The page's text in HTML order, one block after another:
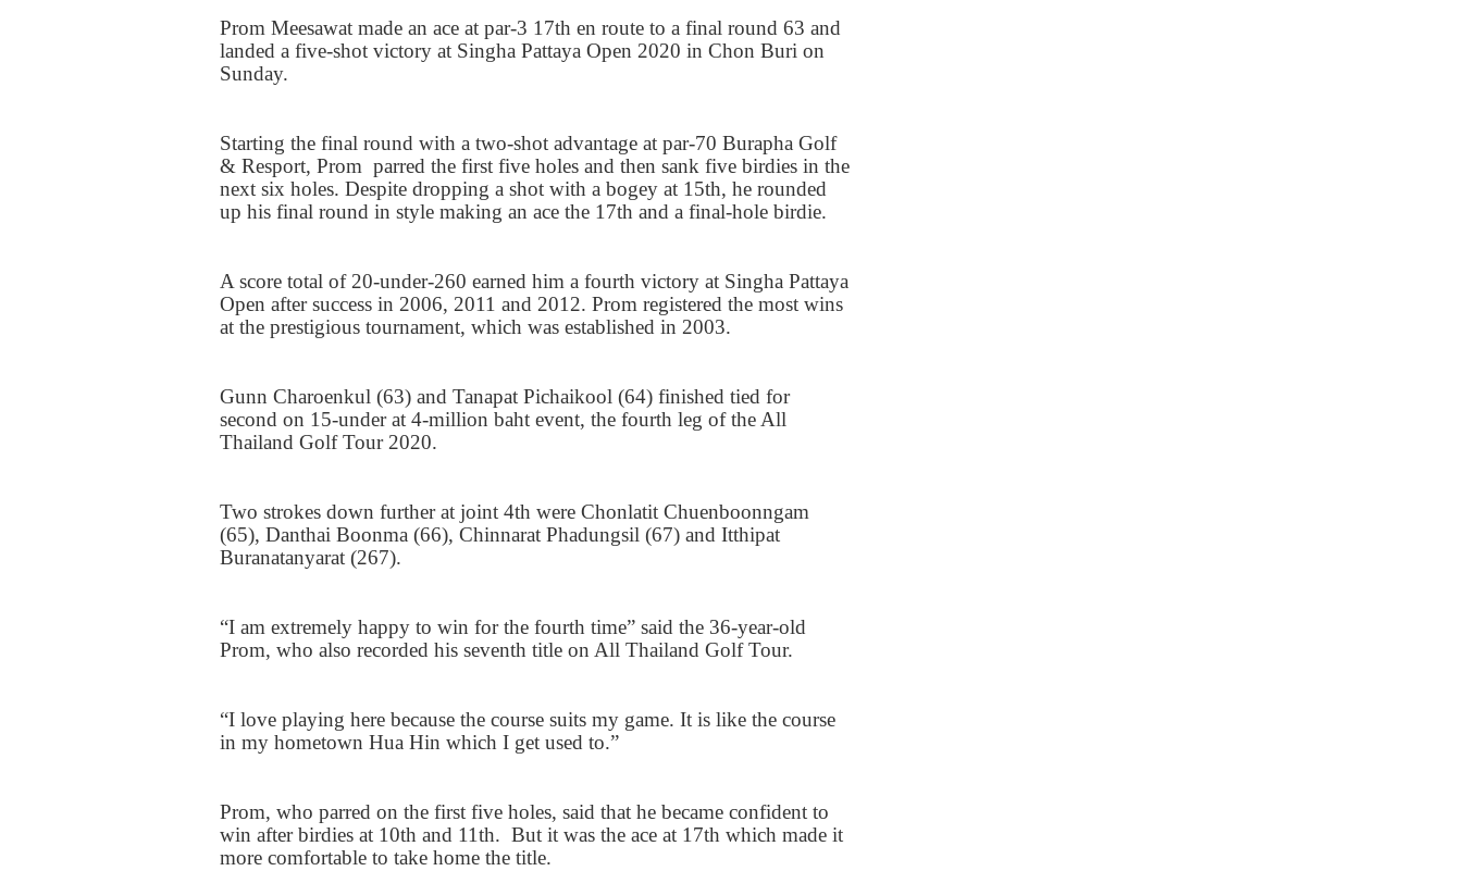
Prom Meesawat made an ace at par-3 17th en route to a final round 63 and
landed a five-shot victory at Singha Pattaya Open 2020 in Chon Buri on
Sunday.
Starting the final round with a two-shot advantage at par-70 Burapha Golf
& Resport, Prom parred the first five holes and then sank five birdies in the
next six holes. Despite dropping a shot with a bogey at 15th, he rounded
up his final round in style making an ace the 17th and a final-hole birdie.
A score total of20-under-260 earned him a fourth victory at Singha Pattaya
Open after success in 2006, 2011 and 2012. Prom registered the most wins
at the prestigious tournament, which was established in 2003.
Gunn Charoenkul (63) and Tanapat Pichaikool (64) finished tied for
second on 15-under at 4-million baht event, the fourth leg of the All
Thailand Golf Tour2020.
Two strokes down further at joint 4th were Chonlatit Chuenboonngam
(65), Danthai Boonma (66), Chinnarat Phadungsil (67) and Itthipat
Buranatanyarat (267).
“I am extremely happy to win for the fourth time” said the 36-year-old
Prom, who also recorded his seventh title on All Thailand Golf Tour.
“I love playing here because the course suits my game. It is like the course
in my hometown Hua Hin which I get used to.”
Prom, who parred on the first five holes, said that he became confident to
win after birdies at 10th and 11th. But it was the ace at 17th which made it
more comfortable to take home the title.